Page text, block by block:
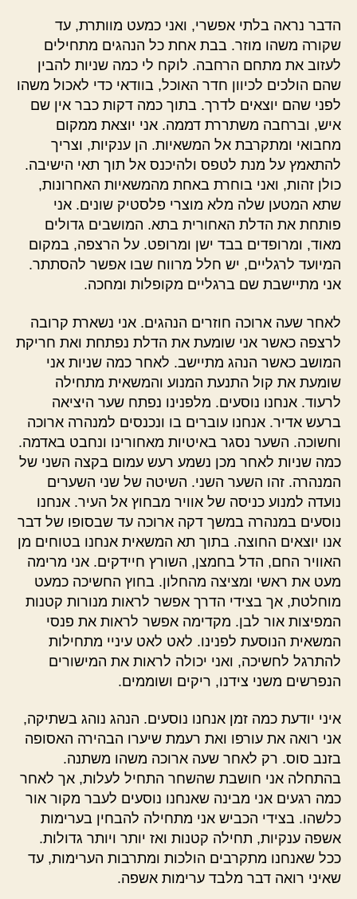
הדבר נראה בלתי אפשרי, ואני כמעט מוותרת, עד
שקורה משהו מוזר. בבת אחת כל הנהגים מתחילים
לעזוב את מתחם הרחבה. לוקח לי כמה שניות להבין
שהם הולכים לכיוון חדר האוכל, בוודאי כדי לאכול משהו
לפני שהם יוצאים לדרך. בתוך כמה דקות כבר אין שם
איש, וברחבה משתררת דממה. אני יוצאת ממקום
מחבואי ומתקרבת אל המשאיות. הן ענקיות, וצריך
להתאמץ על מנת לטפס ולהיכנס אל תוך תאי הישיבה.
כולן זהות, ואני בוחרת באחת מהמשאיות האחרונות,
שתא המטען שלה מלא מוצרי פלסטיק שונים. אני
פותחת את הדלת האחורית בתא. המושבים גדולים
מאוד, ומרופדים בבד ישן ומרופט. על הרצפה, במקום
המיועד לרגליים, יש חלל מרווח שבו אפשר להסתתר.
אני מתיישבת שם ברגליים מקופלות ומחכה.
לאחר שעה ארוכה חוזרים הנהגים. אני נשארת קרובה
לרצפה כאשר אני שומעת את הדלת נפתחת ואת חריקת
המושב כאשר הנהג מתיישב. לאחר כמה שניות אני
שומעת את קול התנעת המנוע והמשאית מתחילה
לרעוד. אנחנו נוסעים. מלפנינו נפתח שער היציאה
ברעש אדיר. אנחנו עוברים בו ונכנסים למנהרה ארוכה
וחשוכה. השער נסגר באיטיות מאחורינו ונחבט באדמה.
כמה שניות לאחר מכן נשמע רעש עמום בקצה השני של
המנהרה. זהו השער השני. השיטה של שני השערים
נועדה למנוע כניסה של אוויר מבחוץ אל העיר. אנחנו
נוסעים במנהרה במשך דקה ארוכה עד שבסופו של דבר
אנו יוצאים החוצה. בתוך תא המשאית אנחנו בטוחים מן
האוויר החם, הדל בחמצן, השורץ חיידקים. אני מרימה
מעט את ראשי ומציצה מהחלון. בחוץ החשיכה כמעט
מוחלטת, אך בצידי הדרך אפשר לראות מנורות קטנות
המפיצות אור לבן. מקדימה אפשר לראות את פנסי
המשאית הנוסעת לפנינו. לאט לאט עיניי מתחילות
להתרגל לחשיכה, ואני יכולה לראות את המישורים
הנפרשים משני צידנו, ריקים ושוממים.
איני יודעת כמה זמן אנחנו נוסעים. הנהג נוהג בשתיקה,
אני רואה את עורפו ואת רעמת שיערו הבהירה האסופה
בזנב סוס. רק לאחר שעה ארוכה משהו משתנה.
בהתחלה אני חושבת שהשחר התחיל לעלות, אך לאחר
כמה רגעים אני מבינה שאנחנו נוסעים לעבר מקור אור
כלשהו. בצידי הכביש אני מתחילה להבחין בערימות
אשפה ענקיות, תחילה קטנות ואז יותר ויותר גדולות.
ככל שאנחנו מתקרבים הולכות ומתרבות הערימות, עד
שאיני רואה דבר מלבד ערימות אשפה.